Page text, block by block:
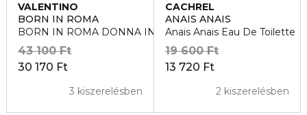
VALENTINO
BORN IN ROMA
BORN IN ROMA DONNA INTENSE Eau de Parfum
30 170 Ft
43 100 Ft
3 kiszerelésben
CACHREL
ANAIS ANAIS
Anais Anais Eau De Toilette
13 720 Ft
19 600 Ft
2 kiszerelésben